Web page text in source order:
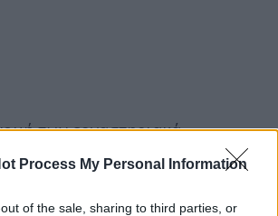
Process My Personal Information
of the sale, sharing to third parties, or
των εργαστηριακά
κρουσμάτων ανά εβδομάδα
(εβδομάδα κατά ISO)
στο παρακάτω γράφημα.